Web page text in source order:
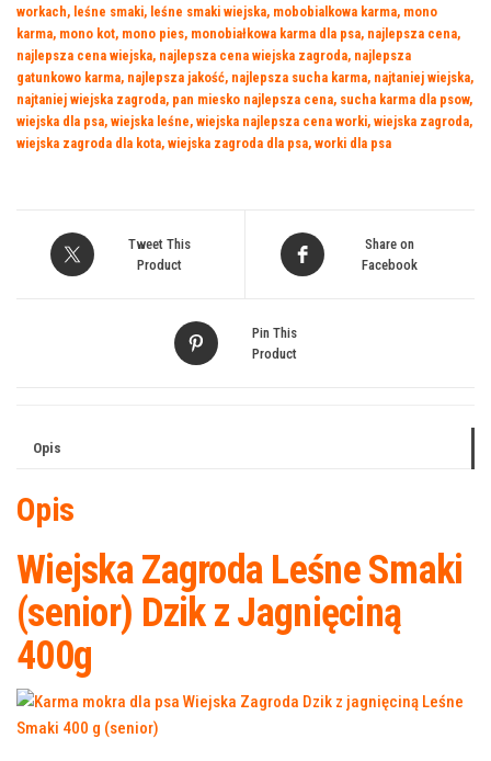
z
Jagnięciną
400g
workach, leśne smaki, leśne smaki wiejska, mobobialkowa karma, mono
karma, mono kot, mono pies, monobiałkowa karma dla psa, najlepsza cena,
najlepsza cena wiejska, najlepsza cena wiejska zagroda, najlepsza
gatunkowo karma, najlepsza jakość, najlepsza sucha karma, najtaniej wiejska,
najtaniej wiejska zagroda, pan miesko najlepsza cena, sucha karma dla psow,
wiejska dla psa, wiejska leśne, wiejska najlepsza cena worki, wiejska zagroda,
wiejska zagroda dla kota, wiejska zagroda dla psa, worki dla psa
Tweet This
Product
Share on
Facebook
Pin This
Product
Opis
Opis
Wiejska Zagroda Leśne Smaki
(senior) Dzik z Jagnięciną
400g